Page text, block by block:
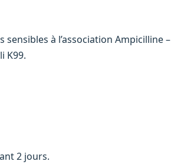
à l’association Ampicilline –
K99.
2 jours.